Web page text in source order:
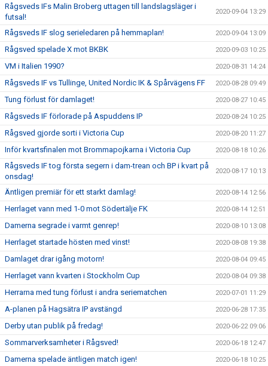
Rågsveds IFs Malin Broberg uttagen till landslagsläger i
futsal!
2020-09-04 13:29
Rågsveds IF slog serieledaren på hemmaplan! 2020-09-04 13:09
Rågsved spelade X mot BKBK 2020-09-03 10:25
VM i Italien 1990? 2020-08-31 14:24
Rågsveds IF vs Tullinge, United Nordic IK & Spårvägens FF 2020-08-28 09:49
Tung förlust för damlaget! 2020-08-27 10:45
Rågsveds IF förlorade på Aspuddens IP 2020-08-24 10:25
Rågsved gjorde sorti i Victoria Cup 2020-08-20 11:27
Inför kvartsfinalen mot Brommapojkarna i Victoria Cup 2020-08-18 10:26
Rågsveds IF tog första segern i dam-trean och BP i kvart på
onsdag!
2020-08-17 10:13
Äntligen premiär för ett starkt damlag! 2020-08-14 12:56
Herrlaget vann med 1-0 mot Södertälje FK 2020-08-14 12:51
Damerna segrade i varmt genrep! 2020-08-10 13:08
Herrlaget startade hösten med vinst! 2020-08-08 19:38
Damlaget drar igång motorn! 2020-08-04 09:45
Herrlaget vann kvarten i Stockholm Cup 2020-08-04 09:38
Herrarna med tung förlust i andra seriematchen 2020-07-01 11:29
A-planen på Hagsätra IP avstängd 2020-06-28 17:35
Derby utan publik på fredag! 2020-06-22 09:06
Sommarverksamheter i Rågsved! 2020-06-18 12:47
Damerna spelade äntligen match igen! 2020-06-18 10:25